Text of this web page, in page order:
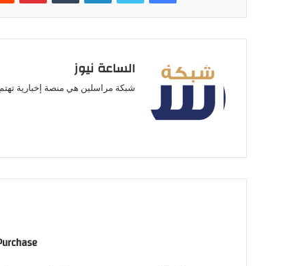
الساعة نيوز
شبكة مراسلين هي منصة إخبارية تهتم